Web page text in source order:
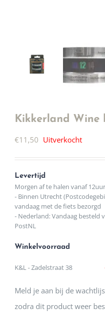
Kikkerland Wine
€11,50 Uitverkocht
Levertijd
Morgen af te halen vanaf
- Binnen Utrecht
vandaag met de fiets bezorgd
- Nederland: Vandaag besteld
PostNL
Winkelvoorraad
K&L - Zadelstraat 38
Meld je aan bij de
zodra dit product weer